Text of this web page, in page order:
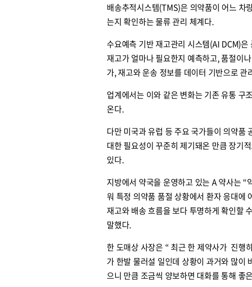
배송추적시스템(TMS)은 의약품이 어느 차
는지 확인하는 물류 관리 체계다.
수요예측 기반 재고관리 시스템(AI DCM)
재고가 얼마나 필요한지 예측하고, 품절이
가, 재고와 운송 정보를 데이터 기반으로 관
업계에서는 이와 같은 변화는 기존 유통 구
온다.
다만 미국과 유럽 등 주요 국가들이 의약품
대한 필요성이 꾸준히 제기돼온 만큼 장기
있다.
지방에서 약국을 운영하고 있는 A 약사는
워 특정 의약품 품절 상황에서 환자 응대에
재고와 배송 흐름을 보다 투명하게 확인할
말했다.
한 도매상 사장은 “ 최근 한 제약사가 진행
가 한발 물러설 일인데 상황이 과거와 많이
으니 만큼 조금씩 양보하면 대화를 통해 좋
원종원의 커튼 콜